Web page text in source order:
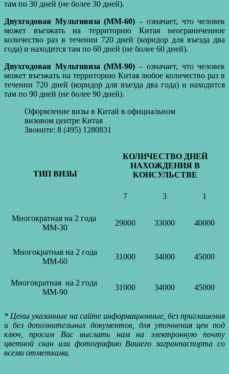
там по 30 дней (не более 30 дней).
Двухгодовая Мультивиза (ММ-60) – означает, что человек
может въезжать на территорию Китая неограниченное
количество раз в течении 720 дней (коридор для въезда два
года) и находится там по 60 дней (не более 60 дней).
Двухгодовая Мультивиза (ММ-90) – означает, что человек
может въезжать на территорию Китая любое количество раз в
течении 720 дней (коридор для въезда два года) и находится
там по 90 дней (не более 90 дней).
Оформление визы в Китай в официальном
визовом центре Китая
Звоните: 8 (495) 1280831
ТИП ВИЗЫ
КОЛИЧЕСТВО ДНЕЙ
НАХОЖДЕНИЯ В
КОНСУЛЬСТВЕ
7 3 1
Многократная на 2 года
MM-30
29000 33000 40000
Многократная на 2 года
MM-60
31000 34000 45000
Многократная на 2 года
MM-90
31000 34000 45000
* Цены указанные на сайте информационные, без приглашения
и без дополнительных документов, для уточнения цен под
ключ, просим Вас выслать нам на электронную почту
цветной скан или фотографию Вашего загранпаспорта со
всеми отметками.